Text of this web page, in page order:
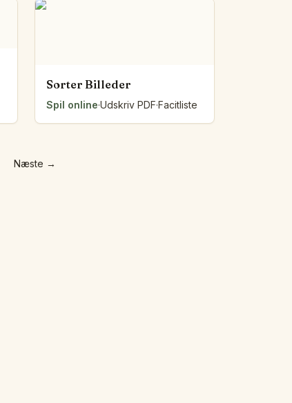
Sorter Billeder
Spil online·Udskriv PDF·Facitliste
Næste →